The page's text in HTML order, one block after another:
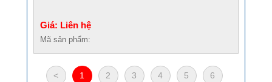
Giá: Liên hệ
Mã sản phẩm:
< 1 2 3 4 5 6